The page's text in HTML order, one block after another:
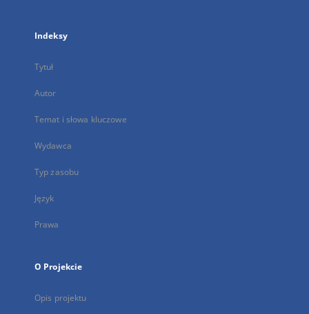
Indeksy
Tytuł
Autor
Temat i słowa kluczowe
Wydawca
Typ zasobu
Język
Prawa
O Projekcie
Opis projektu